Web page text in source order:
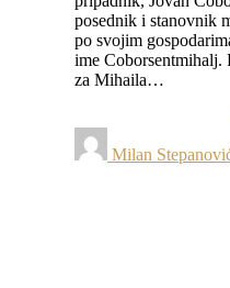
posednik i stanovnik
po svojim
ime Coborsentmihalj.
za Mihaila…
Milan